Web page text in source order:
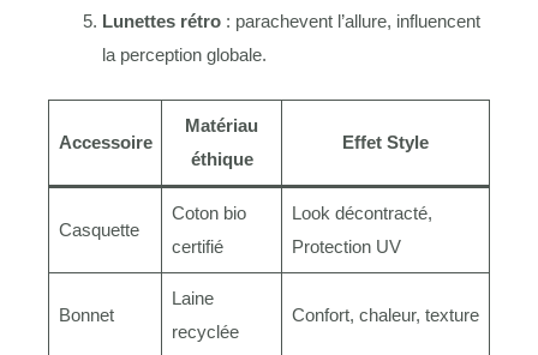
Lunettes rétro : parachevent l’allure, influencent
la perception globale.
Accessoire
Matériau
éthique
Effet Style
Casquette
Coton bio
certifié
Look décontracté,
Protection UV
Bonnet
Laine
recyclée
Confort, chaleur, texture